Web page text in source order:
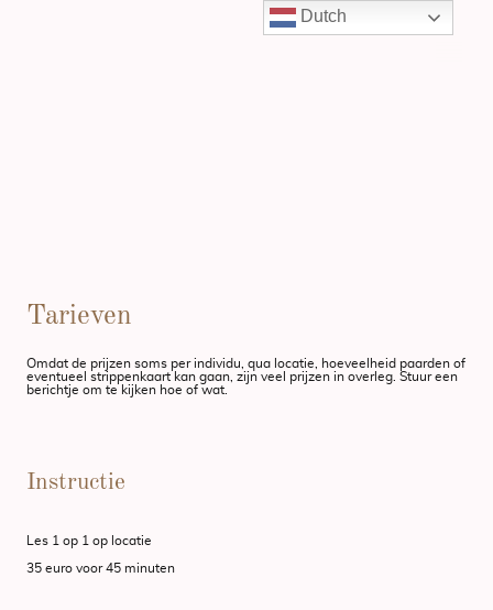
Tarieven
Omdat de prijzen soms per individu, qua locatie, hoeveelheid paarden of
eventueel strippenkaart kan gaan, zijn veel prijzen in overleg. Stuur een
berichtje om te kijken hoe of wat.
Instructie
Les 1 op 1 op locatie
35 euro voor 45 minuten
Dutch